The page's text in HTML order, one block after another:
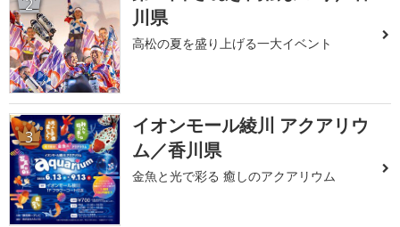
2
川県
高松の夏を盛り上げる一大イベント
3
イオンモール綾川 アクアリウ
ム／香川県
金魚と光で彩る 癒しのアクアリウム